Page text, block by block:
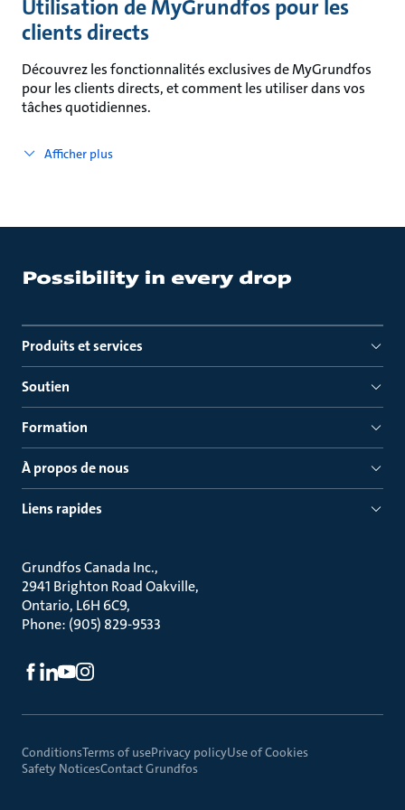
Utilisation de MyGrundfos pour les
clients directs
Découvrez les fonctionnalités exclusives de MyGrundfos
pour les clients directs, et comment les utiliser dans vos
tâches quotidiennes.
Afficher plus
Produits et services
Soutien
Formation
À propos de nous
Liens rapides
Grundfos Canada Inc.
2941 Brighton Road Oakville
Ontario, L6H 6C9
Phone: (905) 829-9533
ConditionsTerms of usePrivacy policyUse of Cookies
Safety NoticesContact Grundfos